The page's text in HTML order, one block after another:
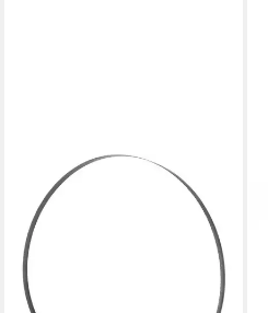
HOLZMANN
Sägeblatt Holzmann
Bandsägeblatt BSB550B30
Maschinen BSB550B30
53,07 €
lieferbar - in 2-3 Werktagen bei dir